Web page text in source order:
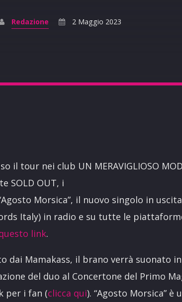
Redazione 2 Maggio 2023
il tour nei club UN MERAVIGLIOSO
SOLD OUT, i
Morsica”, il nuovo singolo in
Italy) in radio e su tutte le
link.
dai Mamakass, il brano verrà suonato
del duo al Concertone del Primo
per i fan (clicca qui). “Agosto Morsica” è